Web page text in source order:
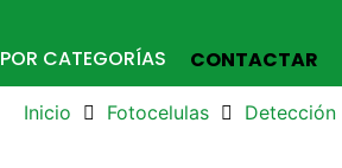
POR CATEGORÍAS CONTACTAR
Inicio Fotocelulas Detección